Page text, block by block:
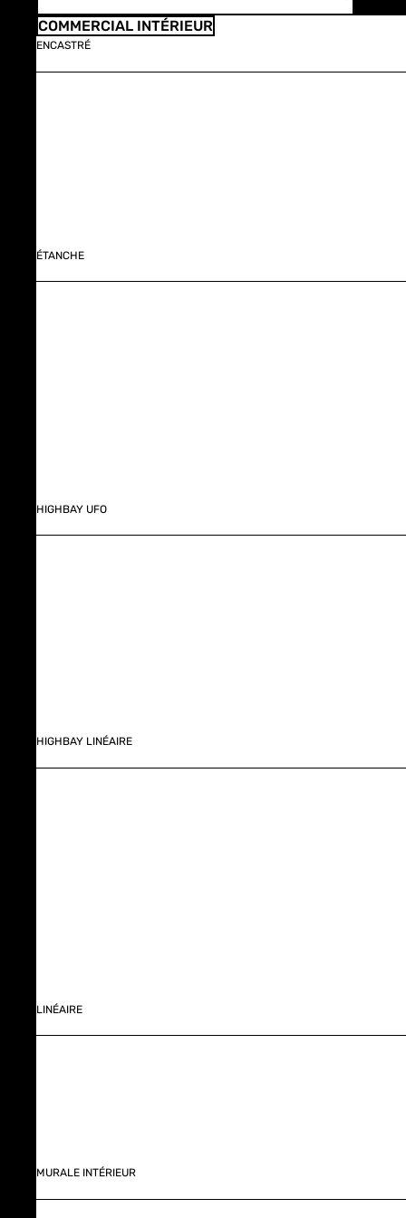
COMMERCIAL INTÉRIEUR
ENCASTRÉ
ÉTANCHE
HIGHBAY UFO
HIGHBAY LINÉAIRE
LINÉAIRE
MURALE INTÉRIEUR